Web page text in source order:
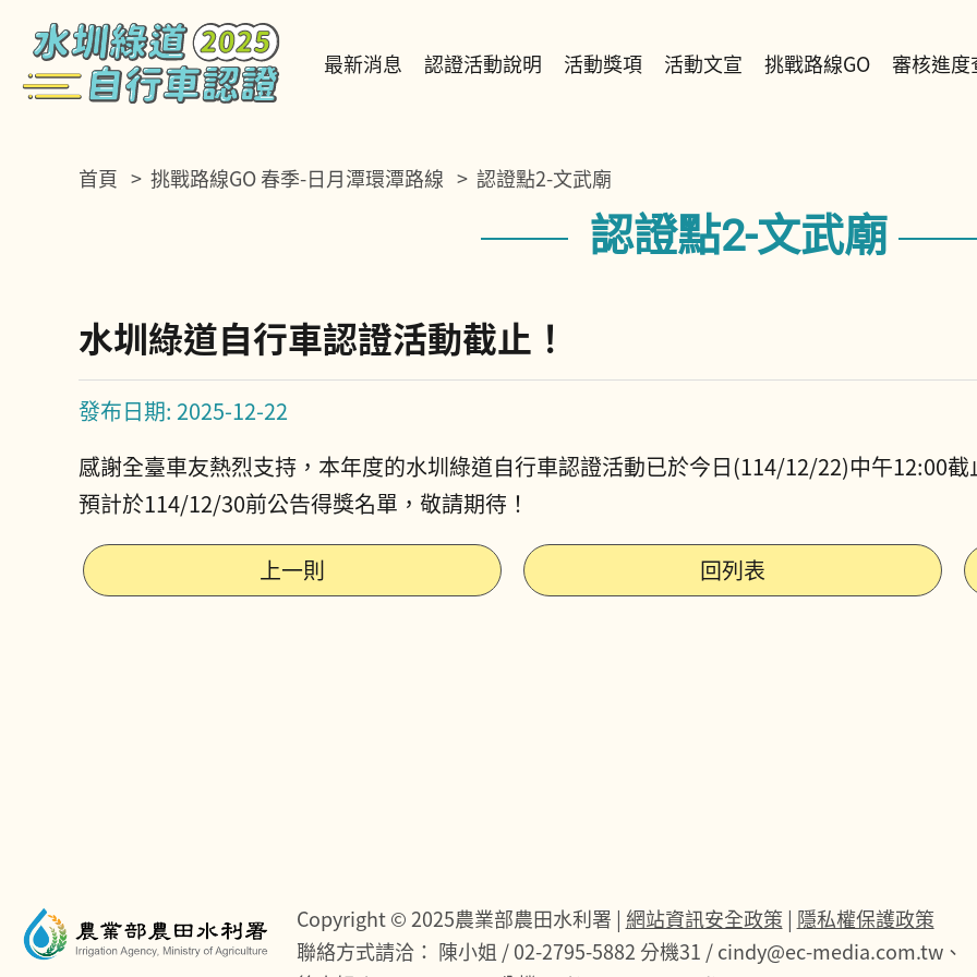
最新消息 認證活動說明 活動獎項 活動文宣
挑戰路線GO
臺南路段-南段
開啟定位說明
審核進度
首頁 挑戰路線GO春季-日月潭環潭路線 認證點2-文武廟
認證點2-文武廟
水圳綠道自行車認證活動截止！
發布日期: 2025-12-22
感謝全臺車友熱烈支持，本年度的水圳綠道自行車認證活動已於今日(114/12/22)中午12:00
預計於114/12/30前公告得獎名單，敬請期待！
上一則 回列表
Copyright © 2025農業部農田水利署 | 網站資訊安全政策 | 隱私權保護政策
聯絡方式請洽： 陳小姐 / 02-2795-5882 分機31 / cindy@ec-media.com.tw、